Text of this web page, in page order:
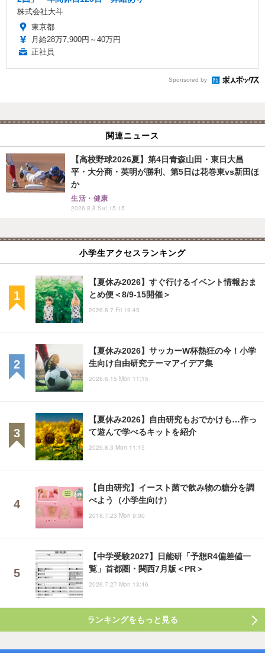
株式会社大斗
東京都
月給28万7,900円～40万円
正社員
Sponsored by
関連ニュース
【高校野球2026夏】第4日青森山田・東日大昌
平・大分商・英明が勝利、第5日は花巻東vs新田ほ
か
生活・健康
2026.8.8 Sat 15:15
小学生アクセスランキング
【夏休み2026】すぐ行けるイベント情報おま
とめ便＜8/9-15開催＞
2026.8.7 Fri 19:45
【夏休み2026】サッカーW杯熱狂の今！小学
生向け自由研究テーマアイデア集
2026.6.15 Mon 11:15
【夏休み2026】自由研究もおでかけも…作っ
て遊んで学べるキットを紹介
2026.8.3 Mon 11:15
【自由研究】イースト菌で飲み物の糖分を調
べよう（小学生向け）
2018.7.23 Mon 9:00
【中学受験2027】日能研「予想R4偏差値一
覧」首都圏・関西7月版＜PR＞
2026.7.27 Mon 13:46
ランキングをもっと見る